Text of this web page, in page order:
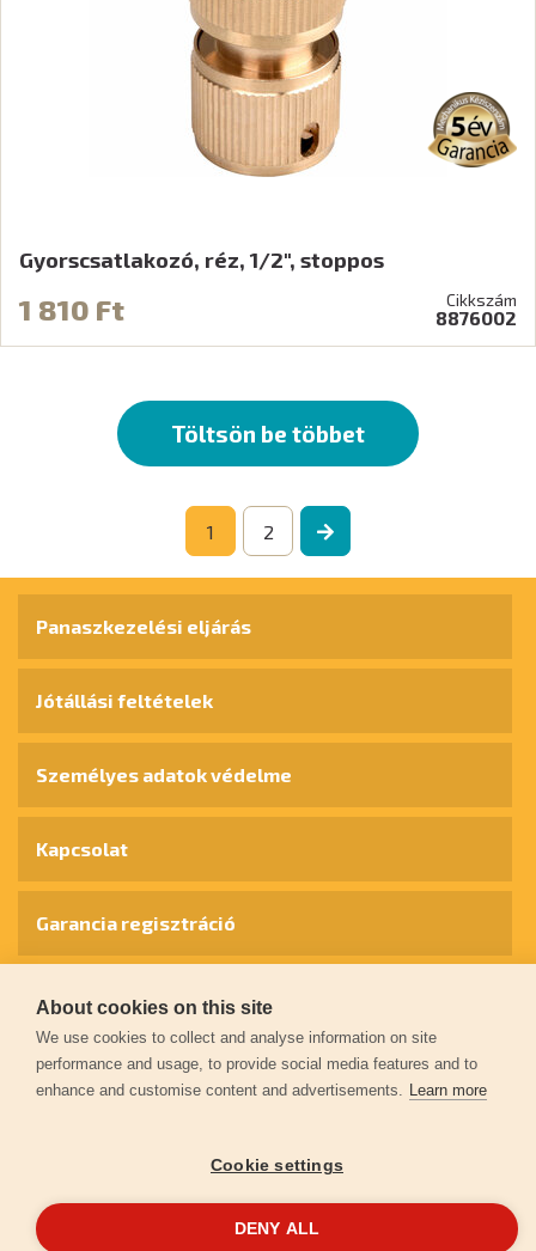
Gyorscsatlakozó, réz, 1/2", stoppos
1 810 Ft Cikkszám
8876002
Töltsön be többet
1 2
© 2026extol.hu- Minden jog fenntartva
Panaszkezelési eljárás
Jótállási feltételek
Személyes adatok védelme
Kapcsolat
Garancia regisztráció
LétrehoztaFEO
About cookies on this site
We use cookies to collect and analyse information on site
performance and usage, to provide social media features and to
enhance and customise content and advertisements. Learn more
Cookie settings
DENY ALL